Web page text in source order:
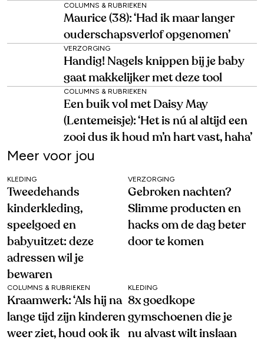
COLUMNS & RUBRIEKEN
Maurice (38): ‘Had ik maar langer
ouderschapsverlof opgenomen’
VERZORGING
Handig! Nagels knippen bij je baby
gaat makkelijker met deze tool
COLUMNS & RUBRIEKEN
Een buik vol met Daisy May
(Lentemeisje): ‘Het is nú al altijd een
zooi dus ik houd m’n hart vast, haha’
Meer voor jou
KLEDING
Tweedehands
kinderkleding,
speelgoed en
babyuitzet: deze
adressen wil je
bewaren
VERZORGING
Gebroken nachten?
Slimme producten en
hacks om de dag beter
door te komen
COLUMNS & RUBRIEKEN
Kraamwerk: ‘Als hij na
lange tijd zijn kinderen
weer ziet, houd ook ik
KLEDING
8x goedkope
gymschoenen die je
nu alvast wilt inslaan